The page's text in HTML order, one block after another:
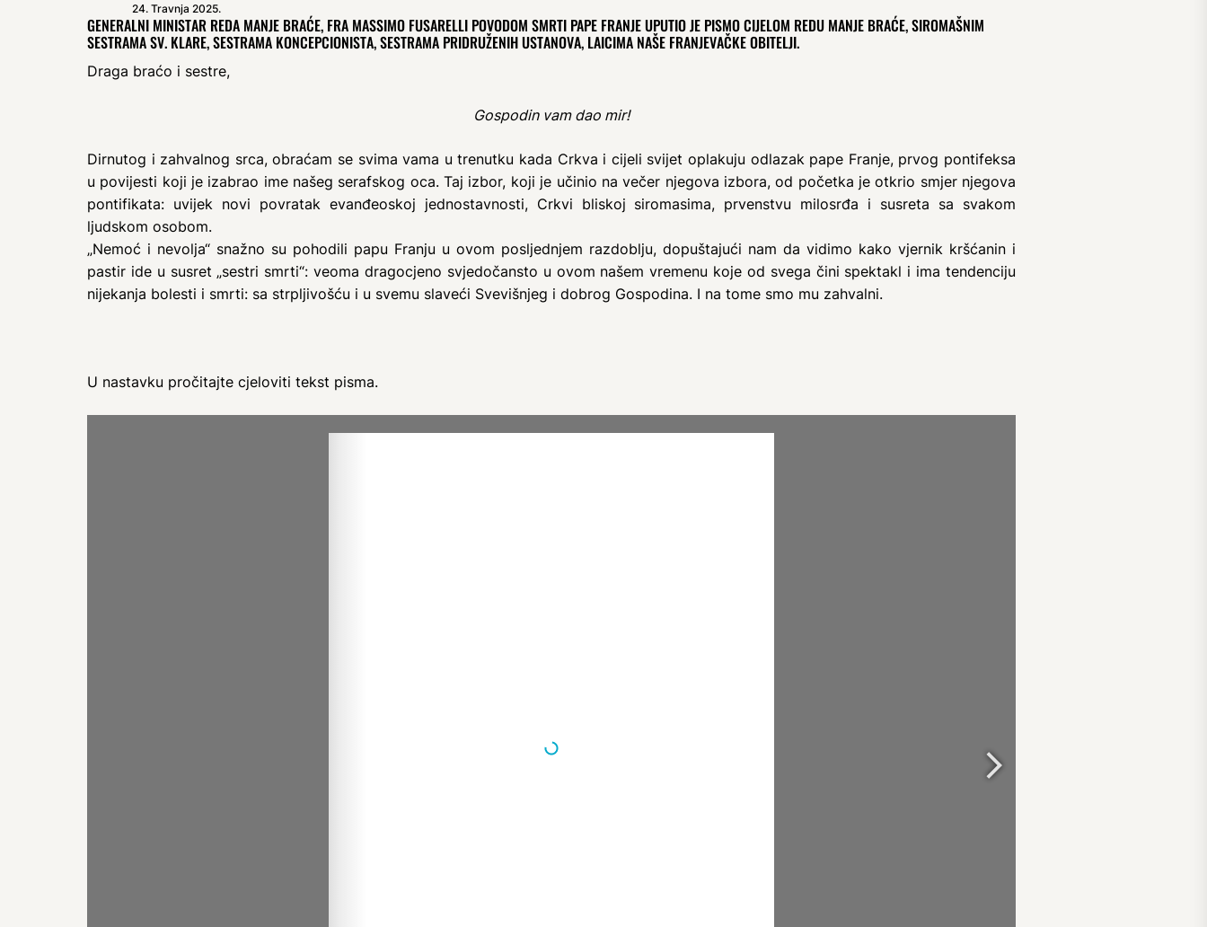
24. Travnja 2025.
GENERALNI MINISTAR REDA MANJE BRAĆE, FRA MASSIMO FUSARELLI POVODOM SMRTI PAPE FRANJE UPUTIO JE PISMO CIJELOM REDU MANJE BRAĆE, SIROMAŠNIM
SESTRAMA SV. KLARE, SESTRAMA KONCEPCIONISTA, SESTRAMA PRIDRUŽENIH USTANOVA, LAICIMA NAŠE FRANJEVAČKE OBITELJI.
Draga braćo i sestre,
Gospodin vam dao mir!
Dirnutog i zahvalnog srca, obraćam se svima vama u trenutku kada Crkva i cijeli svijet oplakuju odlazak pape Franje, prvog pontifeksa
u povijesti koji je izabrao ime našeg serafskog oca. Taj izbor, koji je učinio na večer njegova izbora, od početka je otkrio smjer njegova
pontifikata: uvijek novi povratak evanđeoskoj jednostavnosti, Crkvi bliskoj siromasima, prvenstvu milosrđa i susreta sa svakom
ljudskom osobom.
„Nemoć i nevolja“ snažno su pohodili papu Franju u ovom posljednjem razdoblju, dopuštajući nam da vidimo kako vjernik kršćanin i
pastir ide u susret „sestri smrti“: veoma dragocjeno svjedočansto u ovom našem vremenu koje od svega čini spektakl i ima tendenciju
nijekanja bolesti i smrti: sa strpljivošću i u svemu slaveći Svevišnjeg i dobrog Gospodina. I na tome smo mu zahvalni.
U nastavku pročitajte cjeloviti tekst pisma.